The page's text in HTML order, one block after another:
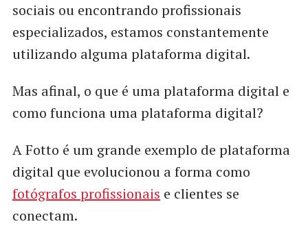
sociais ou encontrando profissionais
especializados, estamos constantemente
utilizando alguma plataforma digital.
Mas afinal, o que é uma plataforma digital e
como funciona uma plataforma digital?
A Fotto é um grande exemplo de plataforma
digital que evolucionou a forma como
fotógrafos profissionais e clientes se
conectam.